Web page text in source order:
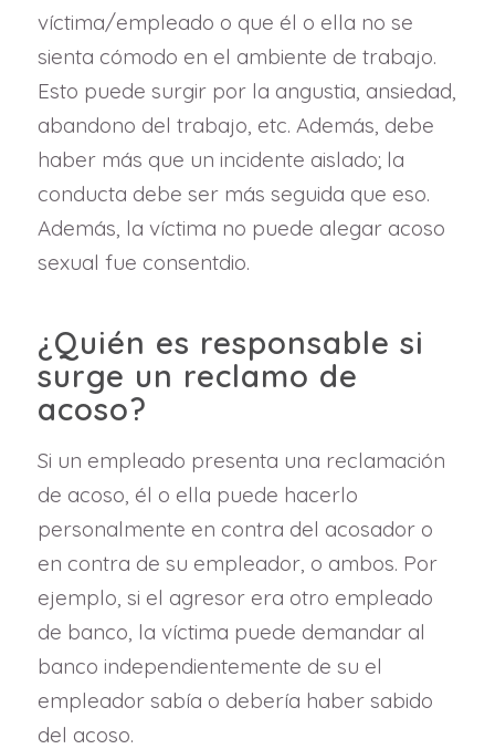
víctima/empleado o que él o ella no se
sienta cómodo en el ambiente de trabajo.
Esto puede surgir por la angustia, ansiedad,
abandono del trabajo, etc. Además, debe
haber más que un incidente aislado; la
conducta debe ser más seguida que eso.
Además, la víctima no puede alegar acoso
sexual fue consentdio.
¿Quién es responsable si
surge un reclamo de
acoso?
Si un empleado presenta una reclamación
de acoso, él o ella puede hacerlo
personalmente en contra del acosador o
en contra de su empleador, o ambos. Por
ejemplo, si el agresor era otro empleado
de banco, la víctima puede demandar al
banco independientemente de su el
empleador sabía o debería haber sabido
del acoso.